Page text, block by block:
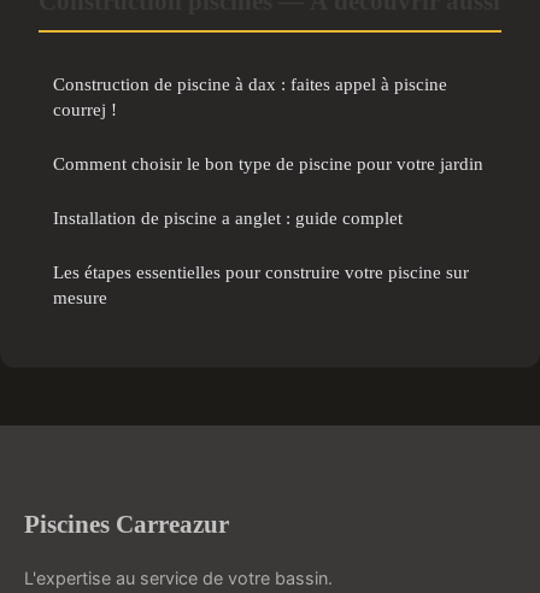
Construction de piscine à dax : faites appel à piscine
courrej !
Comment choisir le bon type de piscine pour votre jardin
Installation de piscine a anglet : guide complet
Les étapes essentielles pour construire votre piscine sur
mesure
Piscines Carreazur
L'expertise au service de votre bassin.